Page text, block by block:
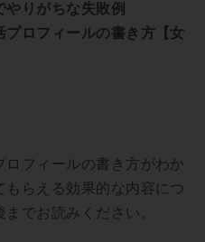
やりがちな失敗例
プロフィールの書き方【女
ロフィールの書き方がわか
もらえる効果的な内容につ
でお読みください。